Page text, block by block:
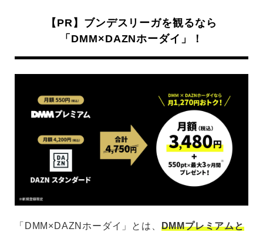
【PR】ブンデスリーガを観るなら
「DMM×DAZNホーダイ」！
「DMM×DAZNホーダイ」とは、 DMMプレミアムと